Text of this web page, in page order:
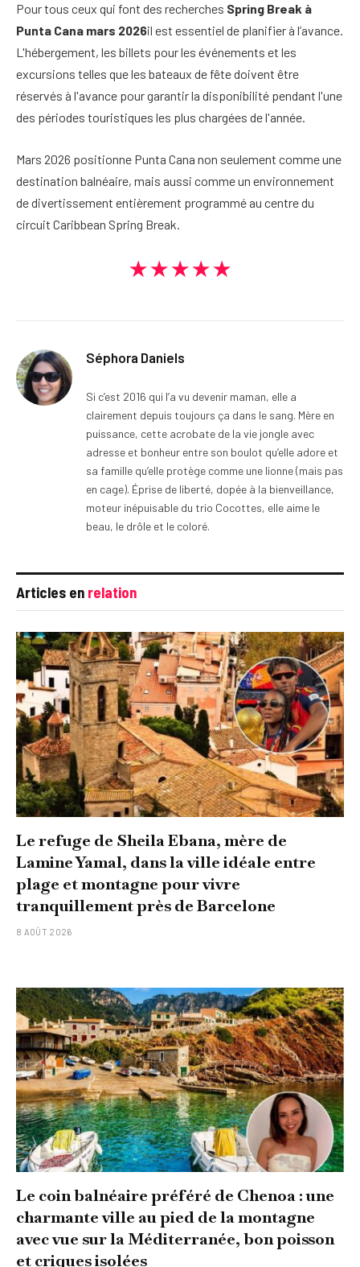
Pour tous ceux qui font des recherches Spring Break à
Punta Cana mars 2026il est essentiel de planifier à l’avance.
L'hébergement, les billets pour les événements et les
excursions telles que les bateaux de fête doivent être
réservés à l'avance pour garantir la disponibilité pendant l'une
des périodes touristiques les plus chargées de l'année.
Mars 2026 positionne Punta Cana non seulement comme une
destination balnéaire, mais aussi comme un environnement
de divertissement entièrement programmé au centre du
circuit Caribbean Spring Break.
★★★★★
Séphora Daniels
Si c’est 2016 qui l’a vu devenir maman, elle a
clairement depuis toujours ça dans le sang. Mère en
puissance, cette acrobate de la vie jongle avec
adresse et bonheur entre son boulot qu’elle adore et
sa famille qu’elle protège comme une lionne (mais pas
en cage). Éprise de liberté, dopée à la bienveillance,
moteur inépuisable du trio Cocottes, elle aime le
beau, le drôle et le coloré.
Articles en relation
Le refuge de Sheila Ebana, mère de
Lamine Yamal, dans la ville idéale entre
plage et montagne pour vivre
tranquillement près de Barcelone
8 AOÛT 2026
Le coin balnéaire préféré de Chenoa : une
charmante ville au pied de la montagne
avec vue sur la Méditerranée, bon poisson
et criques isolées